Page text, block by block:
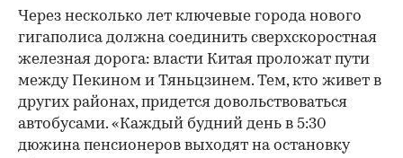
Через несколько лет ключевые города нового
гигаполиса должна соединить сверхскоростная
железная дорога: власти Китая проложат пути
между Пекином и Тяньцзинем. Тем, кто живет в
других районах, придется довольствоваться
автобусами. «Каждый будний день в 5:30
дюжина пенсионеров выходят на остановку